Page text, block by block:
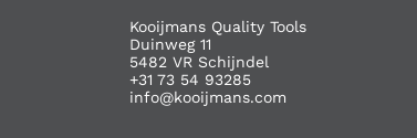
Kooijmans Quality Tools
Duinweg 11
5482 VR Schijndel
+31 73 54 93285
info@kooijmans.com